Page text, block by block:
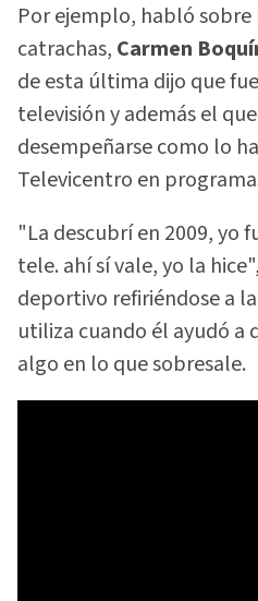
Por ejemplo, habló
catrachas, Carmen
de esta última dijo que
televisión y además el
desempeñarse como lo
Televicentro en
"La descubrí en 2009, yo
tele. ahí sí vale, yo la
deportivo refiriéndose a
utiliza cuando él ayudó a
algo en lo que sobresale.